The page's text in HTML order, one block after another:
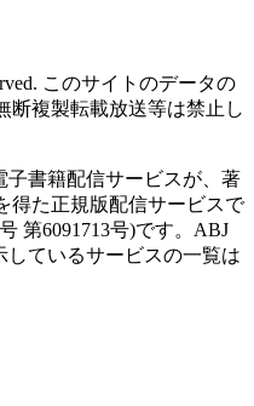
このサイトのデータの
断複製転載放送等は禁止し
子書籍配信サービスが、著
得た正規版配信サービスで
第6091713号)です。ABJ
ているサービスの一覧は